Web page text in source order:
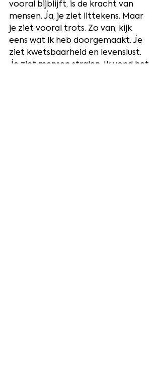
vooral bijblijft, is de kracht van
mensen. Ja, je ziet littekens. Maar
je ziet vooral trots. Zo van, kijk
eens wat ik heb doorgemaakt. Je
ziet kwetsbaarheid en levenslust.
Je ziet mensen stralen. Ik vond het